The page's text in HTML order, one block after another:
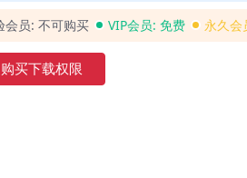
会员: 不可购买 VIP会员: 免费 永久会
购买下载权限